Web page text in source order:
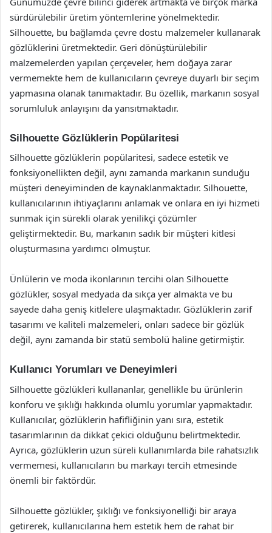
sürdürülebilir üretim yöntemlerine yönelmektedir.
Silhouette, bu bağlamda çevre dostu malzemeler kullanarak
gözlüklerini üretmektedir. Geri dönüştürülebilir
malzemelerden yapılan çerçeveler, hem doğaya zarar
vermemekte hem de kullanıcıların çevreye duyarlı bir seçim
yapmasına olanak tanımaktadır. Bu özellik, markanın sosyal
sorumluluk anlayışını da yansıtmaktadır.
Silhouette Gözlüklerin Popülaritesi
Silhouette gözlüklerin popülaritesi, sadece estetik ve
fonksiyonellikten değil, aynı zamanda markanın sunduğu
müşteri deneyiminden de kaynaklanmaktadır. Silhouette,
kullanıcılarının ihtiyaçlarını anlamak ve onlara en iyi hizmeti
sunmak için sürekli olarak yenilikçi çözümler
geliştirmektedir. Bu, markanın sadık bir müşteri kitlesi
oluşturmasına yardımcı olmuştur.
Ünlülerin ve moda ikonlarının tercihi olan Silhouette
gözlükler, sosyal medyada da sıkça yer almakta ve bu
sayede daha geniş kitlelere ulaşmaktadır. Gözlüklerin zarif
tasarımı ve kaliteli malzemeleri, onları sadece bir gözlük
değil, aynı zamanda bir statü sembolü haline getirmiştir.
Kullanıcı Yorumları ve Deneyimleri
Silhouette gözlükleri kullananlar, genellikle bu ürünlerin
konforu ve şıklığı hakkında olumlu yorumlar yapmaktadır.
Kullanıcılar, gözlüklerin hafifliğinin yanı sıra, estetik
tasarımlarının da dikkat çekici olduğunu belirtmektedir.
Ayrıca, gözlüklerin uzun süreli kullanımlarda bile rahatsızlık
vermemesi, kullanıcıların bu markayı tercih etmesinde
önemli bir faktördür.
Silhouette gözlükler, şıklığı ve fonksiyonelliği bir araya
getirerek, kullanıcılarına hem estetik hem de rahat bir